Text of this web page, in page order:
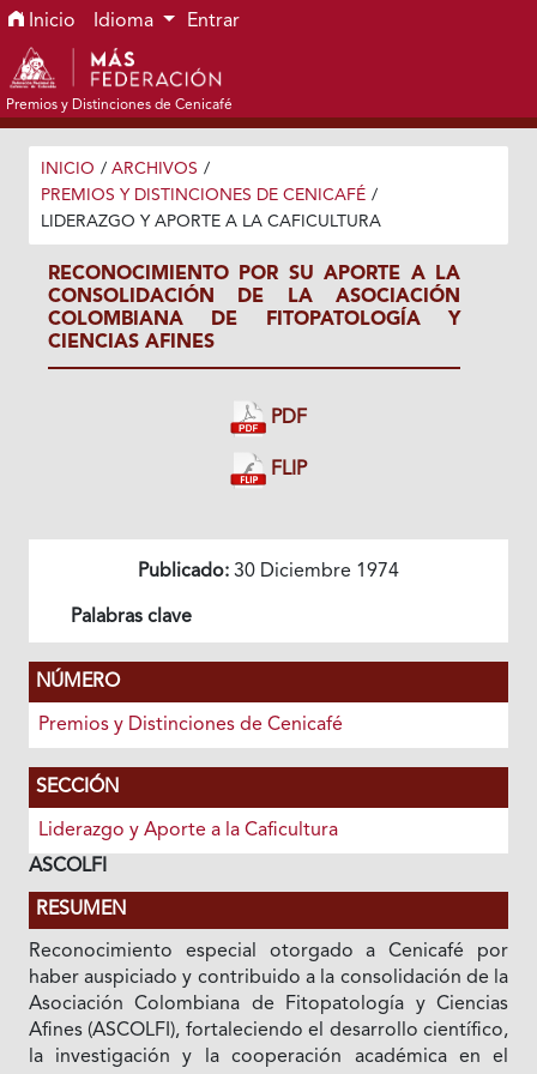
Ir al menú de navegación principal
Ir al contenido principal
Ir al pie de página del sitio
Inicio Idioma Entrar
Premios y Distinciones de Cenicafé
INICIO / ARCHIVOS /
PREMIOS Y DISTINCIONES DE CENICAFÉ /
LIDERAZGO Y APORTE A LA CAFICULTURA
RECONOCIMIENTO POR SU APORTE A LA
CONSOLIDACIÓN DE LA ASOCIACIÓN
COLOMBIANA DE FITOPATOLOGÍA Y
CIENCIAS AFINES
PDF
FLIP
Publicado: 30 Diciembre 1974
Palabras clave
NÚMERO
Premios y Distinciones de Cenicafé
SECCIÓN
Liderazgo y Aporte a la Caficultura
ASCOLFI
RESUMEN
Reconocimiento especial otorgado a Cenicafé por
haber auspiciado y contribuido a la consolidación de la
Asociación Colombiana de Fitopatología y Ciencias
Afines (ASCOLFI), fortaleciendo el desarrollo científico,
la investigación y la cooperación académica en el